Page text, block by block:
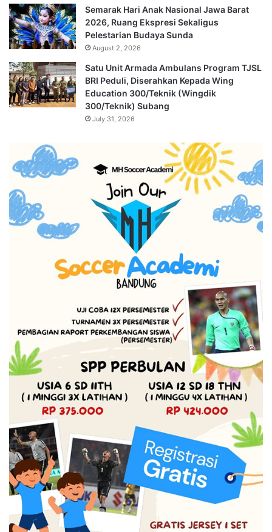
Semarak Hari Anak Nasional Jawa Barat
2026, Ruang Ekspresi Sekaligus
Pelestarian Budaya Sunda
August 2, 2026
Satu Unit Armada Ambulans Program TJSL
BRI Peduli, Diserahkan Kepada Wing
Education 300/Teknik (Wingdik
300/Teknik) Subang
July 31, 2026